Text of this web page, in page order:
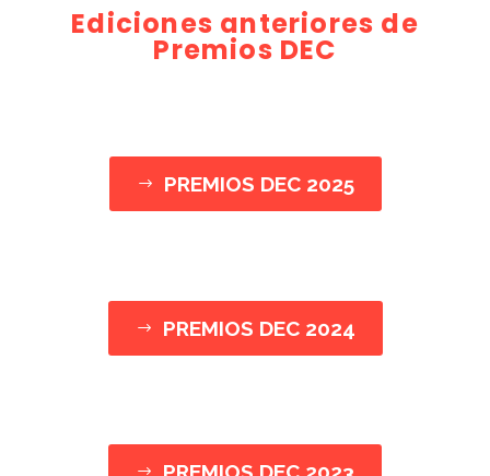
Ediciones anteriores de
Premios DEC
$ PREMIOS DEC 2025
$ PREMIOS DEC 2024
$